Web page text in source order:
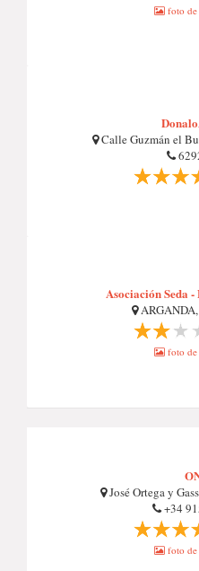
foto
Calle Guzmán el
Asociación Seda
foto
José Ortega y
+34
foto